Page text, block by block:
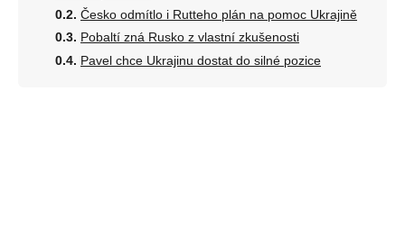
Česko odmítlo i Rutteho plán na pomoc Ukrajině
Pobaltí zná Rusko z vlastní zkušenosti
Pavel chce Ukrajinu dostat do silné pozice